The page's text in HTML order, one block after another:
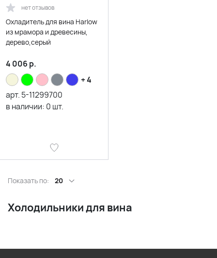
нет отзывов
Охладитель для вина Harlow
из мрамора и древесины,
дерево,серый
4 006 р.
+ 4
арт. 5-11299700
в наличии: 0 шт.
Показать по: 20
Холодильники для вина